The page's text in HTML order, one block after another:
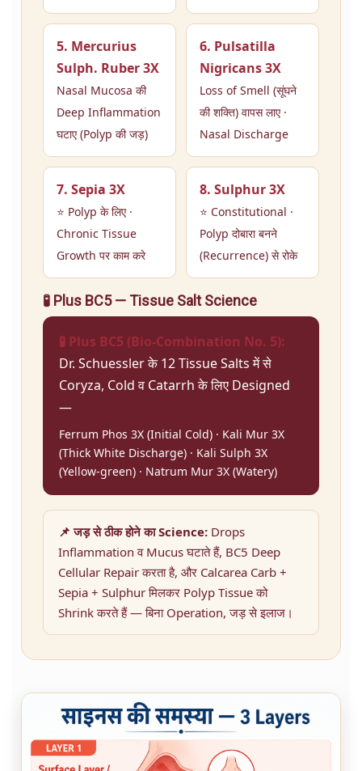
5. Mercurius
Sulph. Ruber 3X
Nasal Mucosa की
Deep Inflammation
घटाए (Polyp की जड़)
6. Pulsatilla
Nigricans 3X
Loss of Smell (सूंघने
की शक्ति) वापस लाए ·
Nasal Discharge
7. Sepia 3X
⭐ Polyp के लिए ·
Chronic Tissue
Growth पर काम करे
8. Sulphur 3X
⭐ Constitutional ·
Polyp दोबारा बनने
(Recurrence) से रोके
🧪 Plus BC5 — Tissue Salt Science
🧪 Plus BC5 (Bio-Combination No. 5):
Dr. Schuessler के 12 Tissue Salts में से
Coryza, Cold व Catarrh के लिए Designed
—
Ferrum Phos 3X (Initial Cold) · Kali Mur 3X
(Thick White Discharge) · Kali Sulph 3X
(Yellow-green) · Natrum Mur 3X (Watery)
📌 जड़ से ठीक होने का Science: Drops
Inflammation व Mucus घटाते हैं, BC5 Deep
Cellular Repair करता है, और Calcarea Carb +
Sepia + Sulphur मिलकर Polyp Tissue को
Shrink करते हैं — बिना Operation, जड़ से इलाज।